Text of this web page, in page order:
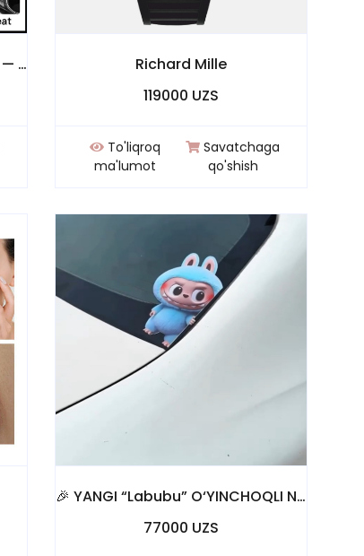
Ko‘p funksiyali mini axlat qutisi — tartib va tozalikka eng yaxshi yechim!
Richard Mille
119000 UZS
To'liqroq
ma'lumot
Savatchaga
qo'shish
🎉 YANGI “Labubu” O‘YINCHOQLI NAKLEKA – HOZIROQ MASHINANGIZ OYNASIDA
77000 UZS